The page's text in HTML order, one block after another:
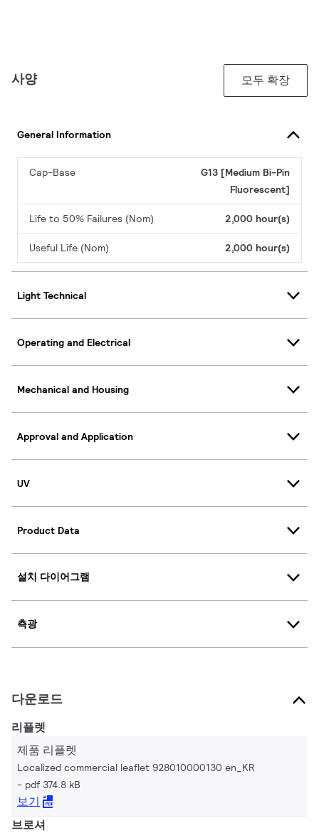
사양 모두 확장
General Information
Cap-Base
G13 [Medium Bi-Pin
Fluorescent]
Life to 50% Failures (Nom) 2,000 hour(s)
Useful Life (Nom) 2,000 hour(s)
Light Technical
Operating and Electrical
Mechanical and Housing
Approval and Application
UV
Product Data
설치 다이어그램
측광
다운로드
리플렛
제품 리플렛
Localized commercial leaflet 928010000130 en_KR
pdf 374.8 kB
보기
브로셔